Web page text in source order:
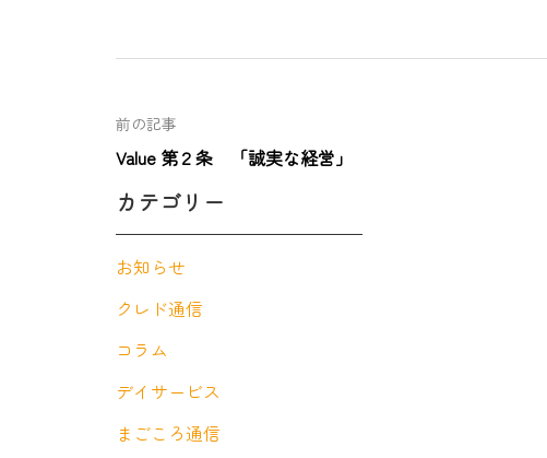
前の記事
Value 第２条 「誠実な経営」
カテゴリー
お知らせ
クレド通信
コラム
デイサービス
まごころ通信